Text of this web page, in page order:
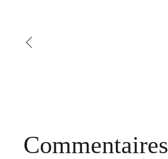
Commentaires